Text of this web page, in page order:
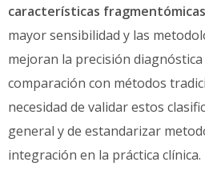
características fragmentómicas
mayor sensibilidad y las
mejoran la precisión
comparación con métodos
necesidad de validar estos
general y de estandarizar
integración en la práctica clínica.